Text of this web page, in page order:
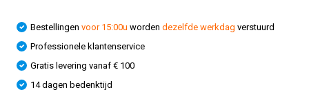
Bestellingenvoor 15:00u worden dezelfde werkdag verstuurd
Professionele klantenservice
Gratis levering vanaf € 100
14 dagen bedenktijd